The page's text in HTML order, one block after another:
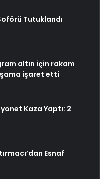
Tutuklandı
altın için rakam
işaret etti
Kaza Yaptı: 2
Esnaf